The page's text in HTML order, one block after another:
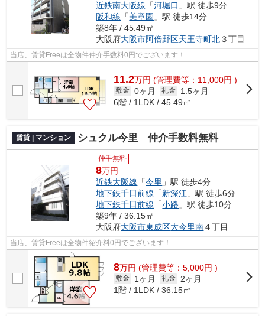
近鉄南大阪線 「河堀口 」駅 徒歩9分
阪和線 「美章園 」駅 徒歩14分
築8年 / 45.49㎡
大阪府大阪市阿倍野区天王寺町北３丁目
当店、賃貸Freeは全物件仲介手数料0円でございます！
11.2万円 (管理費等：11,000円 )
敷金 0ヶ月 礼金
1.5ヶ月
6階 / 1LDK / 45.49㎡
賃貸 | マンション シュクル今里 仲介手数料無料
仲手無料
8万円
近鉄大阪線 「今里 」駅 徒歩4分
地下鉄千日前線 「新深江 」駅 徒歩6分
地下鉄千日前線 「小路 」駅 徒歩10分
築9年 / 36.15㎡
大阪府大阪市東成区大今里南４丁目
当店、賃貸Freeは全物件紹介料0円でございます！
8万円 (管理費等：5,000円 )
敷金 1ヶ月 礼金
2ヶ月
1階 / 1LDK / 36.15㎡